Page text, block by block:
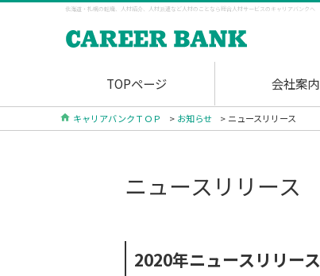
北海道・札幌の転職、人材紹介、人材派遣など人材のことなら総合人材サービスのキャリアバンクへ
TOPページ 会社案内
キャリアバンクＴＯＰ > お知らせ > ニュースリリース
ニュースリリース
2020年ニュースリリース